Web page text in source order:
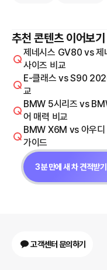
추천 콘텐츠 이어보기
제네시스 GV80 vs 제
사이즈 비교
E-클래스 vs S90
교
BMW 5시리즈 vs
어 매력 비교
BMW X6M vs 아우
가이드
3분 만에 새 차 견적받기
고객센터 문의하기